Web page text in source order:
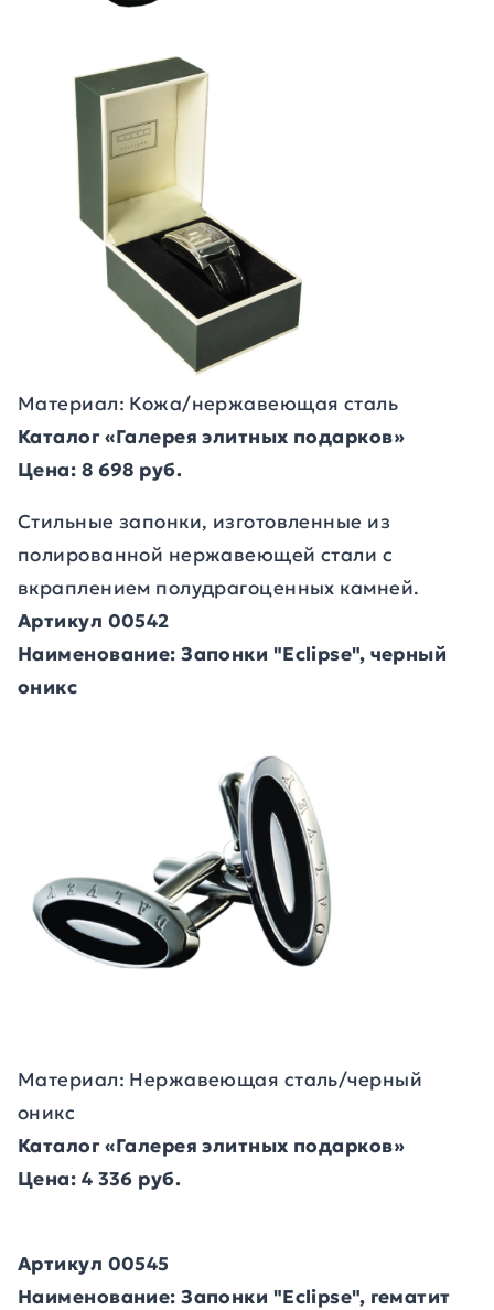
Материал: Кожа/нержавеющая сталь
Каталог «Галерея элитных подарков»
Цена: 8 698 руб.
Стильные запонки, изготовленные из
полированной нержавеющей стали с
вкраплением полудрагоценных камней.
Артикул 00542
Наименование: Запонки "Eclipse", черный
оникс
Материал: Нержавеющая сталь/черный
оникс
Каталог «Галерея элитных подарков»
Цена: 4 336 руб.
Артикул 00545
Наименование: Запонки "Eclipse", гематит